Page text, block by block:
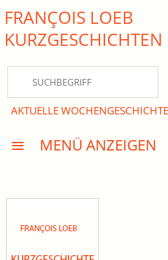
close Submenü
KURZGESCHICHTEN
DREISATZROMANE
PRESSE
FRANÇOIS LOEB
KURZ­GESCHICHTEN
AKTUELLE
MENÜ ANZEIGEN